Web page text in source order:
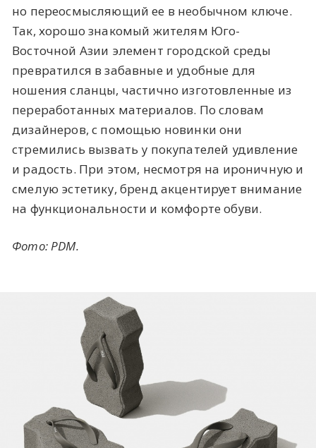
но переосмысляющий ее в необычном ключе.
Так, хорошо знакомый жителям Юго-
Восточной Азии элемент городской среды
превратился в забавные и удобные для
ношения сланцы, частично изготовленные из
переработанных материалов. По словам
дизайнеров, с помощью новинки они
стремились вызвать у покупателей удивление
и радость. При этом, несмотря на ироничную и
смелую эстетику, бренд акцентирует внимание
на функциональности и комфорте обуви.
Фото: PDM.